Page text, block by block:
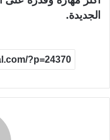
الجديدة.